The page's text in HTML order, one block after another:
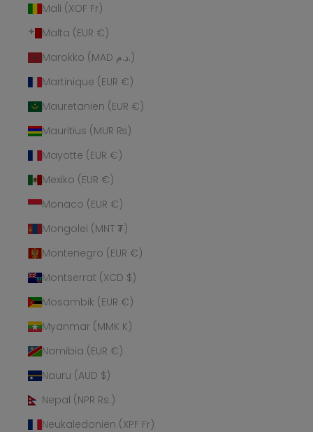
Mali (XOF Fr)
Malta (EUR €)
Marokko (MAD د.م.)
Martinique (EUR €)
Mauretanien (EUR €)
Mauritius (MUR ₨)
Mayotte (EUR €)
Mexiko (EUR €)
Monaco (EUR €)
Mongolei (MNT ₮)
Montenegro (EUR €)
Montserrat (XCD $)
Mosambik (EUR €)
Myanmar (MMK K)
Namibia (EUR €)
Nauru (AUD $)
Nepal (NPR Rs.)
Neukaledonien (XPF Fr)